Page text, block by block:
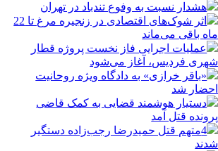
هشدار نسبت به وفوع تندباد در تهران
اثر شوک‌های اقتصادی در زنجیره مرغ تا 22
ماه باقی می‌ماند
عملیات اجرایی فاز نخست پروژه قطار
شهری فردیس، آغاز می‌شود
«باقر خرازی» به دادگاه ویژه روحانیت
احضار شد
دستیار هوشمند قضایی به کمک قاضی
پرونده قتل آمد
4متهم قتل حمیدرضا رجب‌زاده دستگیر
شدند